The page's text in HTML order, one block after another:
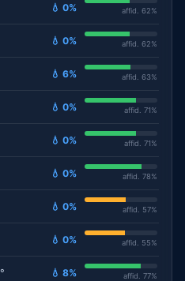
💧 0% affid. 62%
💧 0% affid. 62%
💧 6% affid. 63%
💧 0% affid. 71%
💧 0% affid. 71%
💧 0% affid. 78%
💧 0% affid. 57%
💧 0% affid. 55%
💧 8% affid. 77%